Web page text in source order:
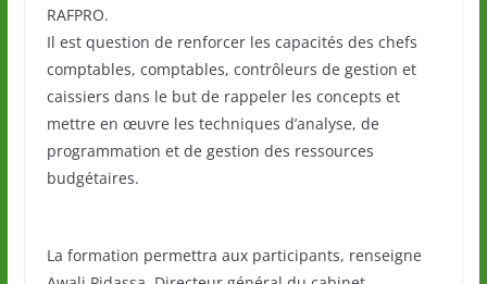
RAFPRO.
Il est question de renforcer les capacités des chefs
comptables, comptables, contrôleurs de gestion et
caissiers dans le but de rappeler les concepts et
mettre en œuvre les techniques d’analyse, de
programmation et de gestion des ressources
budgétaires.
La formation permettra aux participants, renseigne